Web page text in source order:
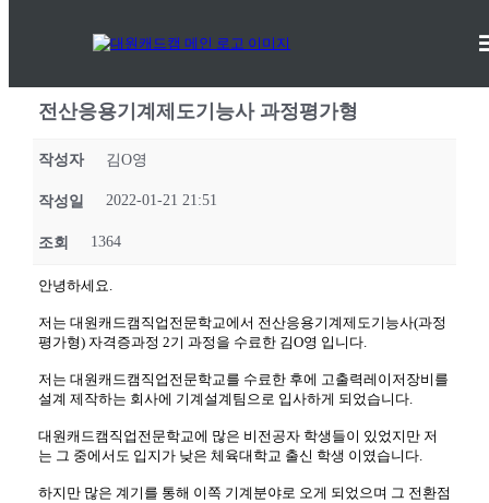
전산응용기계제도기능사 과정평가형
작성자 김O영
작성일 2022-01-21 21:51
조회 1364
안녕하세요.
저는 대원캐드캠직업전문학교에서 전산응용기계제도기능사(과정
평가형) 자격증과정 2기 과정을 수료한 김O영 입니다.
저는 대원캐드캠직업전문학교를 수료한 후에 고출력레이저장비를
설계 제작하는 회사에 기계설계팀으로 입사하게 되었습니다.
대원캐드캠직업전문학교에 많은 비전공자 학생들이 있었지만 저
는 그 중에서도 입지가 낮은 체육대학교 출신 학생 이였습니다.
하지만 많은 계기를 통해 이쪽 기계분야로 오게 되었으며 그 전환점